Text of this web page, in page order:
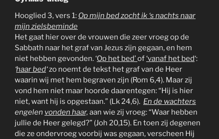
Hooglied 3, vers 1: Op mijn bed zocht ik ‘s nachts naar
mijn zielsbeminde
Het gaat hier over de vrouwen die zeer vroeg op de
Sabbath naar het graf van Jezus zijn gegaan, en hem
niet hebben gevonden. ‘Op het bed’of‘vanaf het bed‘:
‘haar bed‘zo noemt de tekst het graf van de Heer
waarin wij met hem begraven zijn (Rom 6,4). Maar zij
vond hem niet maar hoorde daarentegen: “Hij is hier
niet, want hij is opgestaan.” (Lk 24,6). En de wachters
engelen vonden haar, aan wie zij vroeg: “Waar hebben
jullie de Heer gelegd?” (Joh 20,15). En toen zij degenen
die ze ondervroeg voorbij was gegaan, verscheen Hij